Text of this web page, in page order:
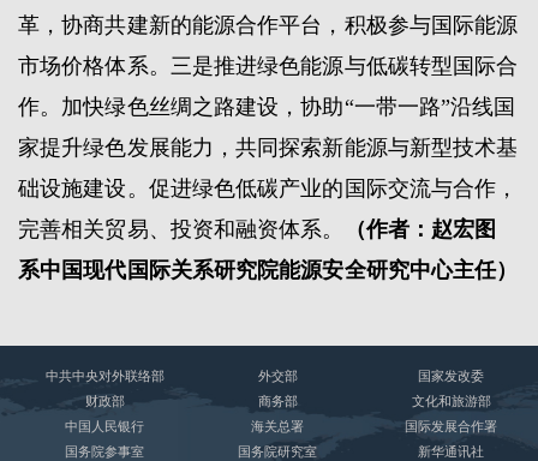
革，协商共建新的能源合作平台，积极参与国际能源
市场价格体系。三是推进绿色能源与低碳转型国际合
作。加快绿色丝绸之路建设，协助“一带一路”沿线国
家提升绿色发展能力，共同探索新能源与新型技术基
础设施建设。促进绿色低碳产业的国际交流与合作，
完善相关贸易、投资和融资体系。
（作者：赵宏图
系中国现代国际关系研究院能源安全研究中心主任）
中共中央对外联络部 外交部
国家发改委
财政部
商务部
文化和旅游部
中国人民银行
海关总署
国际发展合作署
国务院参事室
国务院研究室 新华通讯社